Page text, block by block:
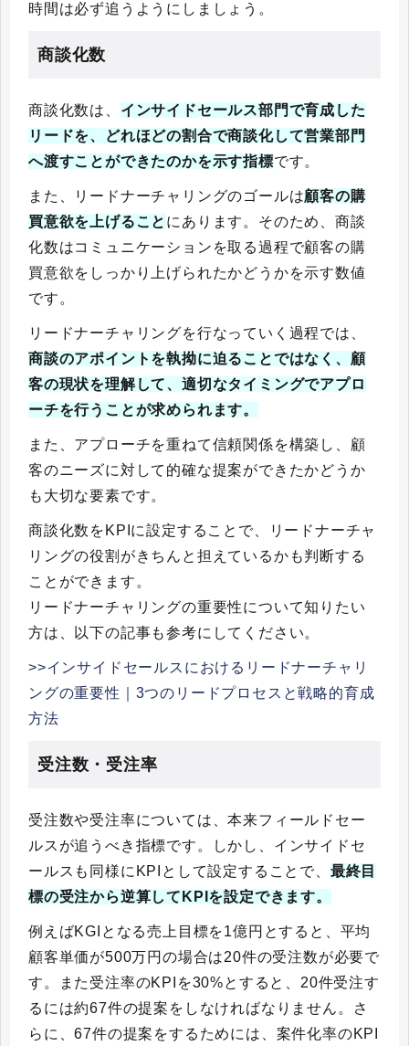
時間は必ず追うようにしましょう。
商談化数
商談化数は、 インサイドセールス部門で育成した
リードを、どれほどの割合で商談化して営業部門
へ渡すことができたのかを示す指標です。
また、リードナーチャリングのゴールは顧客の購
買意欲を上げること にあります。そのため、商談
化数はコミュニケーションを取る過程で顧客の購
買意欲をしっかり上げられたかどうかを示す数値
です。
リードナーチャリングを行なっていく過程では、
商談のアポイントを執拗に迫ることではなく、顧
客の現状を理解して、適切なタイミングでアプロ
ーチを行うことが求められます。
また、アプローチを重ねて信頼関係を構築し、顧
客のニーズに対して的確な提案ができたかどうか
も大切な要素です。
商談化数をKPIに設定することで、リードナーチャ
リングの役割がきちんと担えているかも判断する
ことができます。
リードナーチャリングの重要性について知りたい
方は、以下の記事も参考にしてください。
>>インサイドセールスにおけるリードナーチャリ
ングの重要性｜3つのリードプロセスと戦略的育成
方法
受注数・受注率
受注数や受注率については、本来フィールドセー
ルスが追うべき指標です。しかし、インサイドセ
ールスも同様にKPIとして設定することで、 最終目
標の受注から逆算してKPIを設定できます。
例えばKGIとなる売上目標を1億円とすると、平均
顧客単価が500万円の場合は20件の受注数が必要で
す。また受注率のKPIを30%とすると、20件受注す
るには約67件の提案をしなければなりません。さ
らに、67件の提案をするためには、案件化率のKPI